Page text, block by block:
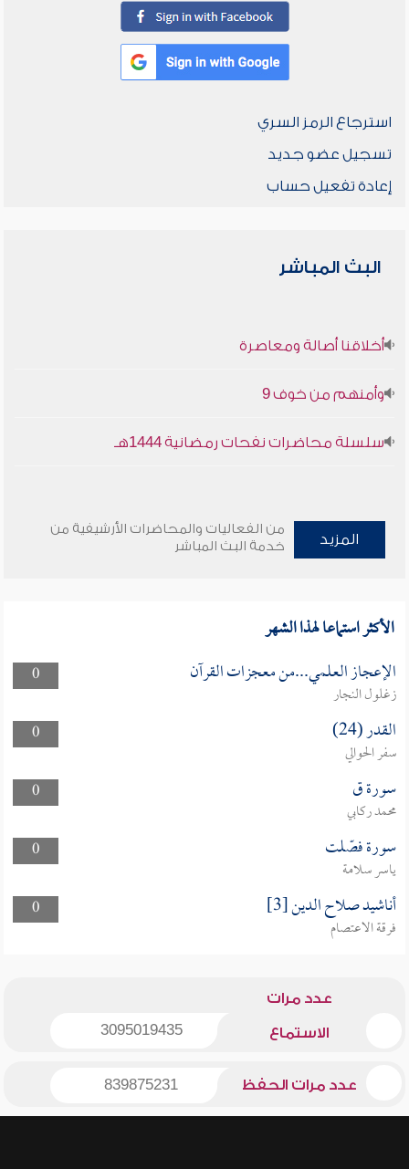
استرجاع الرمز السري
تسجيل عضو جديد
إعادة تفعيل حساب
البث المباشر
أخلاقنا أصالة ومعاصرة
وأمنهم من خوف 9
سلسلة محاضرات نفحات رمضانية 1444هـ
المزيد
من الفعاليات والمحاضرات الأرشيفية من
خدمة البث المباشر
الأكثر استماعا لهذا الشهر
0 الإعجاز العلمي...من معجزات القرآن
زغلول النجار
0
القدر (24)
سفر الحوالي
0
سورة ق
محمد ركابي
0
سورة فصّلت
ياسر سلامة
0
أناشيد صلاح الدين [3]
فرقة الاعتصام
عدد مرات
الاستماع 3095019435
عدد مرات الحفظ 839875231